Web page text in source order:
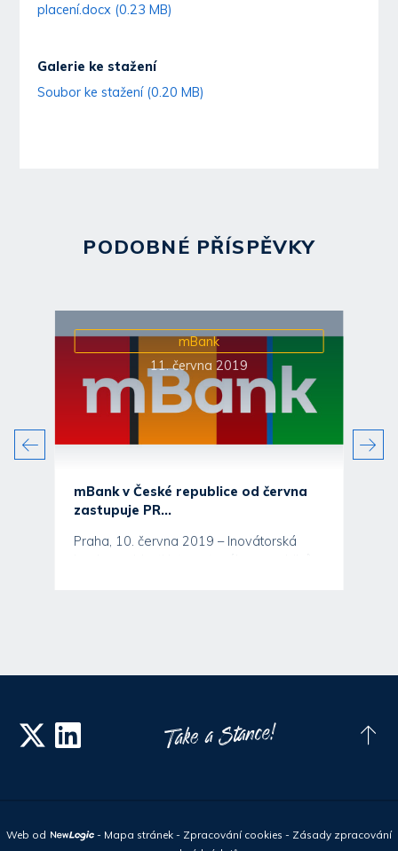
placení.docx (0.23 MB)
Galerie ke stažení
Soubor ke stažení (0.20 MB)
PODOBNÉ PŘÍSPĚVKY
mBank
11. června 2019
mBank v České republice od června
zastupuje PR...
Praha, 10. června 2019 – Inovátorská
Web od - Mapa stránek - Zpracování cookies - Zásady zpracování